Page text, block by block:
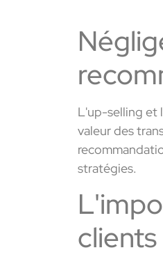
L'up-selling et
valeur des
stratégies.